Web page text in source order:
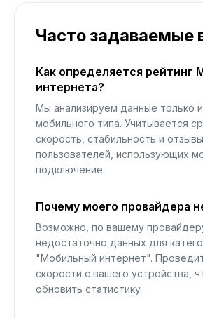
Часто задаваемые
Как определяется рейтинг
интернета?
Мы анализируем данные только
мобильного типа. Учитывается
скорость, стабильность и
пользователей, использующих
подключение.
Почему моего провайдера
Возможно, по вашему
недостаточно данных для
"Мобильный интернет".
скорости с вашего устройства,
обновить статистику.